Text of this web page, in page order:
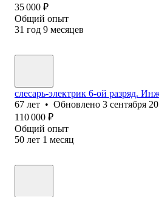
35 000 ₽
Общий опыт
31 год 9 месяцев
слесарь-электрик 6-ой разряд.
67 лет • Обновлено 3 сентября
110 000 ₽
Общий опыт
50 лет 1 месяц